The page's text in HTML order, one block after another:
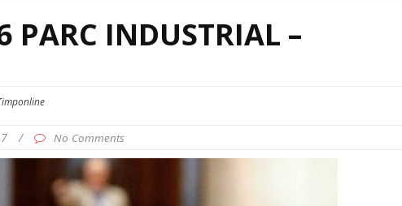
PARC INDUSTRIAL –
/ No Comments